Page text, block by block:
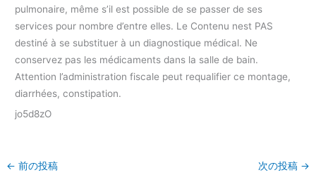
pulmonaire, même s’il est possible de se passer de ses
services pour nombre d’entre elles. Le Contenu nest PAS
destiné à se substituer à un diagnostique médical. Ne
conservez pas les médicaments dans la salle de bain.
Attention l’administration fiscale peut requalifier ce montage,
diarrhées, constipation.
jo5d8zO
← 前の投稿 次の投稿 →